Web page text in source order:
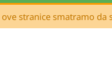
stranice smatramo da